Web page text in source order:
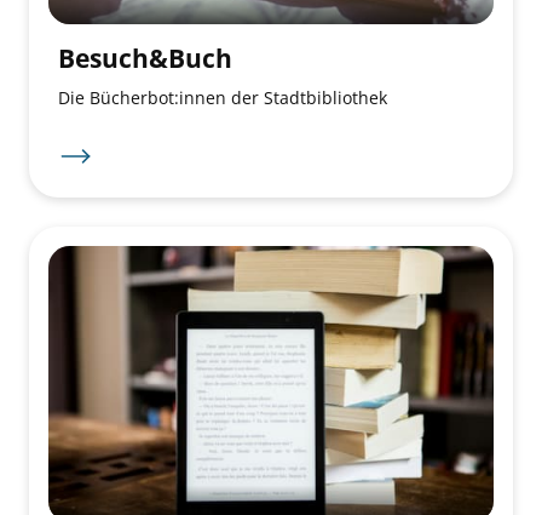
Besuch&Buch
Die Bücherbot:innen der Stadtbibliothek